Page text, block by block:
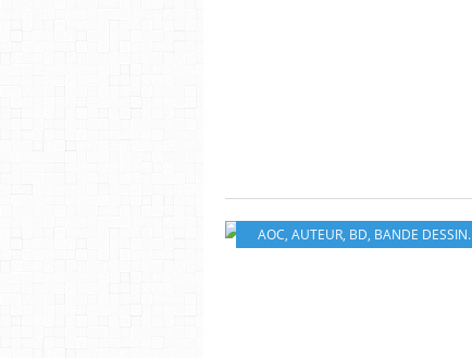
AOC, AUTEUR, BD, BANDE DESSINÉ